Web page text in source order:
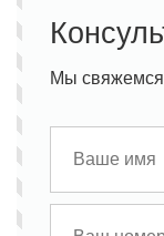
Мы свяжемся